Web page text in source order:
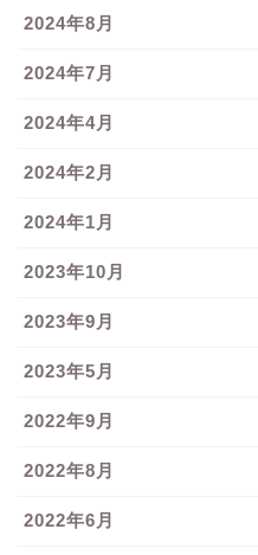
2024年8月
2024年7月
2024年4月
2024年2月
2024年1月
2023年10月
2023年9月
2023年5月
2022年9月
2022年8月
2022年6月